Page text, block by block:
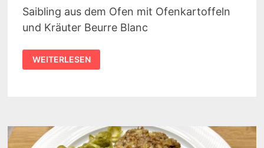
Saibling aus dem Ofen mit Ofenkartoffeln
und Kräuter Beurre Blanc
SAIBLING
MIT
OFENKARTOFFELN
WEITERLESEN